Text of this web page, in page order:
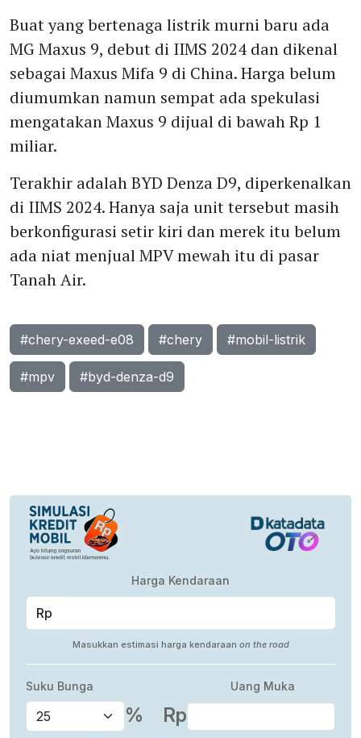
Buat yang bertenaga listrik murni baru ada
MG Maxus 9, debut di IIMS 2024 dan dikenal
sebagai Maxus Mifa 9 di China. Harga belum
diumumkan namun sempat ada spekulasi
mengatakan Maxus 9 dijual di bawah Rp 1
miliar.
Terakhir adalah BYD Denza D9, diperkenalkan
di IIMS 2024. Hanya saja unit tersebut masih
berkonfigurasi setir kiri dan merek itu belum
ada niat menjual MPV mewah itu di pasar
Tanah Air.
#chery-exeed-e08 #chery #mobil-listrik
#mpv #byd-denza-d9